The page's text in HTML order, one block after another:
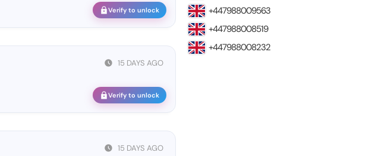
Verify to unlock
15 DAYS AGO
Verify to unlock
15 DAYS AGO
+447988009563
+447988008519
+447988008232